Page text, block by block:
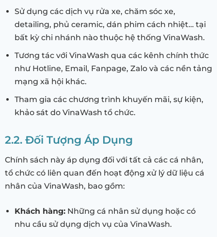
Sử dụng các dịch vụ rửa xe, chăm sóc xe,
detailing, phủ ceramic, dán phim cách nhiệt… tại
bất kỳ chi nhánh nào thuộc hệ thống VinaWash.
Tương tác với VinaWash qua các kênh chính thức
như Hotline, Email, Fanpage, Zalo và các nền tảng
mạng xã hội khác.
Tham gia các chương trình khuyến mãi, sự kiện,
khảo sát do VinaWash tổ chức.
2.2. Đối Tượng Áp Dụng
Chính sách này áp dụng đối với tất cả các cá nhân,
tổ chức có liên quan đến hoạt động xử lý dữ liệu cá
nhân của VinaWash, bao gồm:
Khách hàng: Những cá nhân sử dụng hoặc có
nhu cầu sử dụng dịch vụ của VinaWash.